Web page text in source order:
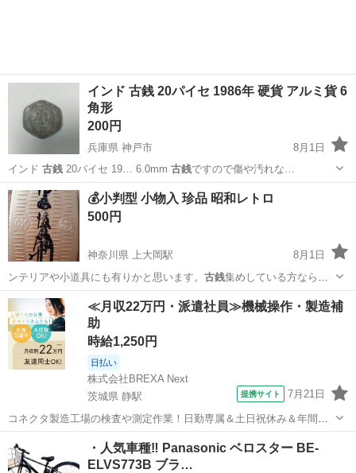
インド 古銭 20パイセ 1986年 硬貨 アルミ貨 6
角形
200円
兵庫県 神戸市
8月1日
インド 古銭20パイセ 19… 6.0mm 古銭ですので傷や汚れな…
兵庫 神戸市 その他 硬貨
💰️小判型 小物入 珍品 昭和レトロ
500円
神奈川県 上大岡駅
8月1日
ンテリアや小道具にも有りかと思います。 古銭集めしている方なら分
かるかと思いますが…
神奈川 横浜市 上大岡駅 おもちゃ 小判
≪月収22万円・派遣社員≫機械操作・製造補
助
時給1,250円
日払い
株式会社BREXA Next
茨城県 静駅
提携サイト 7月21日
コネクタ製造工場の検査や測定作業！日勤専属＆土日祝休み＆年間休
日128日★クリーンルーム内作業★マイカー通勤OK＆無料駐車場あり
★就業先食堂利用可！日払い制度あり！《茨城県常陸大宮市》 人気の
工場のお仕事 ◇コネクタ製造工...
常陸大宮市 静駅
・人気車種‼️ Panasonic ベロスター BE-
ELVS773B ブラ…